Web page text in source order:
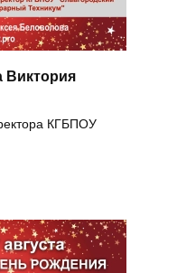
Виктория
КГБПОУ